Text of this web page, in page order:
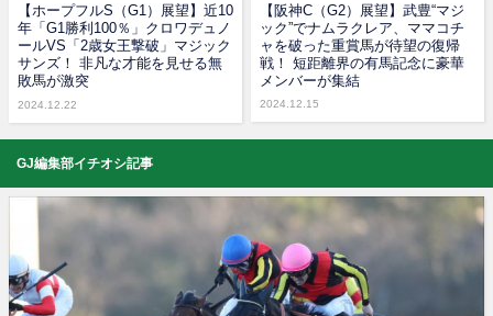
【ホープフルS（G1）展望】近10
年「G1勝利100％」クロワデュノ
ールVS「2歳女王撃破」マジック
サンズ！ 非凡な才能を見せる無
敗馬が激突
2024.12.22
【阪神C（G2）展望】武豊“マジ
ック”でナムラクレア、ママコチ
ャを破った重賞馬が待望の復帰
戦！ 短距離界の有馬記念に豪華
メンバーが集結
2024.12.15
GJ編集部イチオシ記事